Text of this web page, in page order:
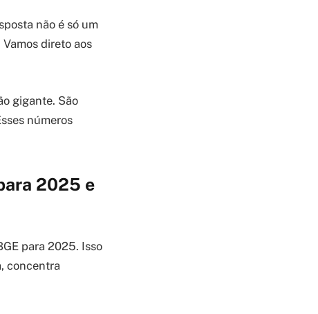
não é só um
direto aos
gigante. São
números
2025 e
para 2025. Isso
concentra